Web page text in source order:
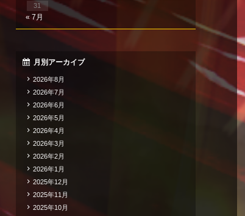
31
« 7月
月別アーカイブ
2026年8月
2026年7月
2026年6月
2026年5月
2026年4月
2026年3月
2026年2月
2026年1月
2025年12月
2025年11月
2025年10月